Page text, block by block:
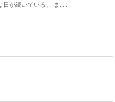
日が続いている。 ま.....